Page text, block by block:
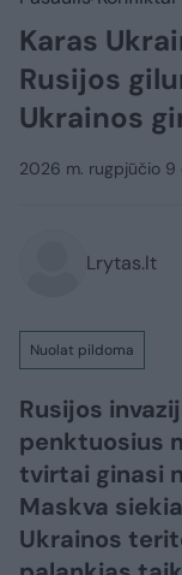
Karas
Rusijos
Ukrainos
2026 m. rugpjūčio 9
Lrytas.lt
Nuolat pildoma
Rusijos
penktuosius
tvirtai ginasi
Maskva
Ukrainos